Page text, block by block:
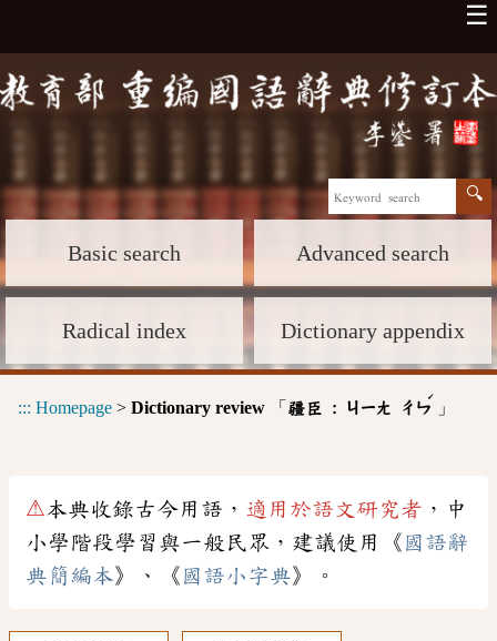
☰
Basic search Advanced search
Radical index Dictionary appendix
::: Homepage > Dictionary review 「 疆臣 : ㄐㄧㄤ ㄔㄣ
ˊ
」
⚠本典收錄古今用語， 適用於語文研究者 ，中
小學階段學習與一般民眾，建議使用《 國語辭
典簡編本》、《 國語小字典》。